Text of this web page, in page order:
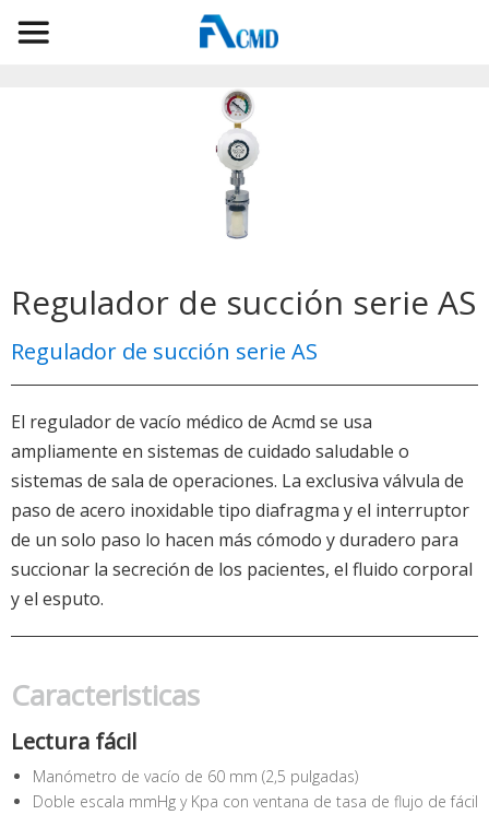
Regulador de succión serie AS
Regulador de succión serie AS
El regulador de vacío médico de Acmd se usa
ampliamente en sistemas de cuidado saludable o
sistemas de sala de operaciones. La exclusiva válvula de
paso de acero inoxidable tipo diafragma y el interruptor
de un solo paso lo hacen más cómodo y duradero para
succionar la secreción de los pacientes, el fluido corporal
y el esputo.
Caracteristicas
Lectura fácil
Manómetro de vacío de 60 mm (2,5 pulgadas)
Doble escala mmHg y Kpa con ventana de tasa de flujo de fácil